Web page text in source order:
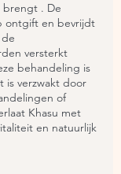
brengt . De
ontgift en bevrijdt
versterkt
behandeling is
is verzwakt door
of
Khasu met
en natuurlijk